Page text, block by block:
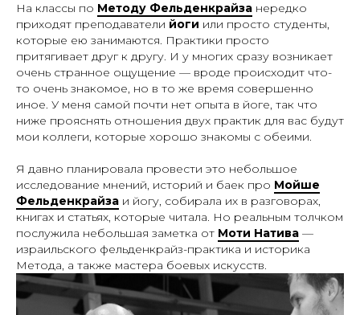
На классы по Методу Фельденкрайза нередко
приходят преподаватели йоги или просто студенты,
которые ею занимаются. Практики просто
притягивает друг к другу. И у многих сразу возникает
очень странное ощущение — вроде происходит что-
то очень знакомое, но в то же время совершенно
иное. У меня самой почти нет опыта в йоге, так что
ниже прояснять отношения двух практик для вас будут
мои коллеги, которые хорошо знакомы с обеими.
Я давно планировала провести это небольшое
исследование мнений, историй и баек про Мойше
Фельденкрайза и йогу, собирала их в разговорах,
книгах и статьях, которые читала. Но реальным толчком
послужила небольшая заметка от Моти Натива —
израильского фельденкрайз-практика и историка
Метода, а также мастера боевых искусств.